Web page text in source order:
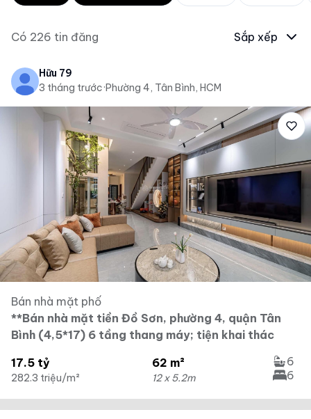
Có 226 tin đăng Sắp xếp
Hữu 79
3 tháng trước·Phường 4, Tân Bình, HCM
Bán nhà mặt phố
**Bán nhà mặt tiền Đồ Sơn, phường 4, quận Tân
Bình (4,5*17) 6 tầng thang máy; tiện khai thác
17.5 tỷ
282.3 triệu/m²
62 m²
12 x 5.2m
6
6